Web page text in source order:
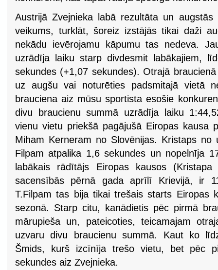
Austrijā Zvejnieka labā rezultāta un
veikums, turklāt, šoreiz izstājās tikai daži
nekādu ievērojamu kāpumu tas nedeva.
uzrādīja laiku starp divdesmit labākajiem,
sekundes (+1,07 sekundes). Otrajā
uz augšu vai noturēties padsmitajā vietā
brauciena aiz mūsu sportista esošie
divu braucienu summā uzrādīja laiku
vienu vietu priekšā pagājušā Eiropas kausa
Miham Kerneram no Slovēnijas. Kristaps no
Filpam atpalika 1,6 sekundes un nopelnīja
labākais rādītājs Eiropas kausos
sacensībās pērnā gada aprīlī Krievijā, ir
T.Filpam tas bija tikai trešais starts Eiropas
sezonā. Starp citu, kanādietis pēc pirmā
mārupieša un, pateicoties, teicamajam
uzvaru divu braucienu summā. Kaut ko
Šmids, kurš izcīnīja trešo vietu, bet pēc
sekundes aiz Zvejnieka.